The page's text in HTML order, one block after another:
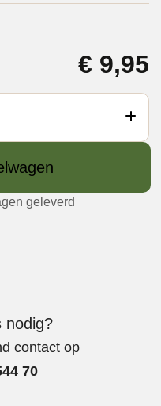
€ 9,95
geleverd
nodig?
contact op
70